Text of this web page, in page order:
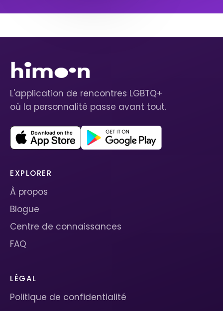
L'application de rencontres LGBTQ+
où la personnalité passe avant tout.
EXPLORER
À propos
Blogue
Centre de connaissances
FAQ
LÉGAL
Politique de confidentialité